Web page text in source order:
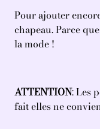
Pour ajouter
chapeau. Parce
la mode !
ATTENTION: Les
fait elles ne